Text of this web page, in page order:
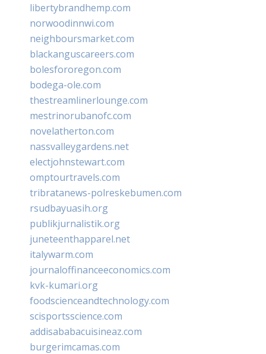
libertybrandhemp.com
norwoodinnwi.com
neighboursmarket.com
blackanguscareers.com
bolesfororegon.com
bodega-ole.com
thestreamlinerlounge.com
mestrinorubanofc.com
novelatherton.com
nassvalleygardens.net
electjohnstewart.com
omptourtravels.com
tribratanews-polreskebumen.com
rsudbayuasih.org
publikjurnalistik.org
juneteenthapparel.net
italywarm.com
journaloffinanceeconomics.com
kvk-kumari.org
foodscienceandtechnology.com
scisportsscience.com
addisababacuisineaz.com
burgerimcamas.com